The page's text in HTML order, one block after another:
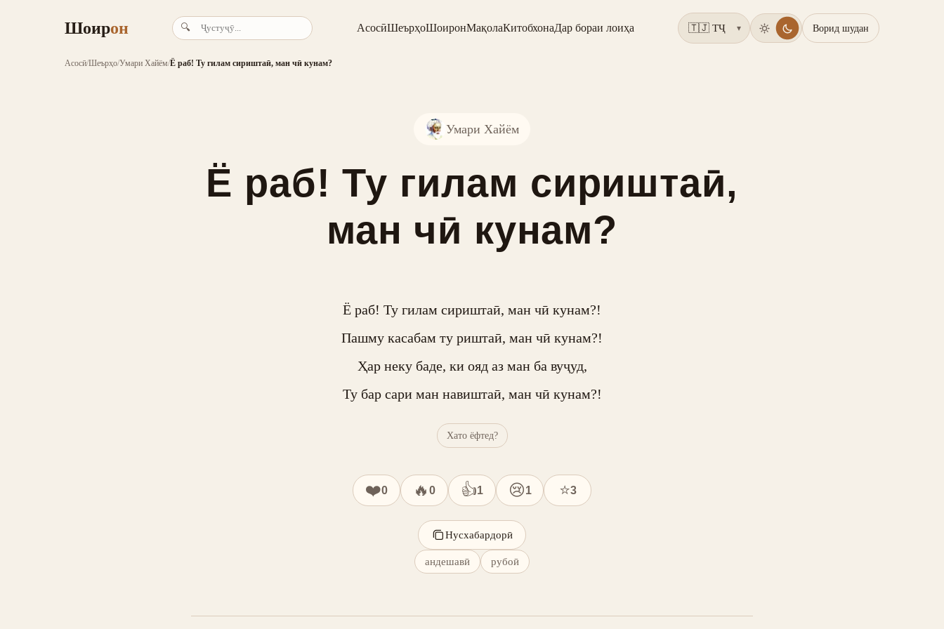
Шоирон 🔍 АсосӣШеърҳоШоиронМақолаКитобхонаДар бораи лоиҳа ▾ Ворид шудан
Асосӣ/Шеърҳо/Умари Хайём/Ё раб! Ту гилам сириштаӣ, ман чӣ кунам?
Умари Хайём
Ё раб! Ту гилам сириштаӣ,
ман чӣ кунам?
Ё раб! Ту гилам сириштаӣ, ман чӣ кунам?!
Пашму касабам ту риштаӣ, ман чӣ кунам?!
Ҳар неку баде, ки ояд аз ман ба вуҷуд,
Ту бар сари ман навиштаӣ, ман чӣ кунам?!
Хато ёфтед?
❤️0 🔥 0 👍1 😢1 ⭐3
Нусхабардорӣ
андешавӣ рубоӣ